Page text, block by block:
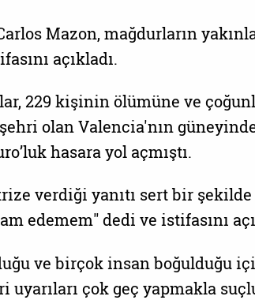
Mazon, mağdurların
açıkladı.
229 kişinin ölümüne ve
olan Valencia'nın
hasara yol açmıştı.
verdiği yanıtı sert bir şekilde
edemem" dedi ve istifasını
ve birçok insan boğulduğu
çok geç yapmakla